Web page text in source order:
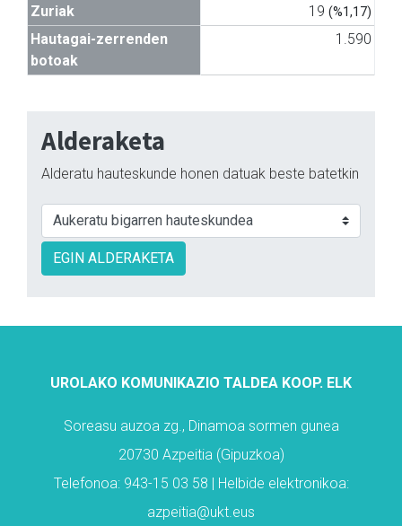
Zuriak 19 (%1,17)
Hautagai-zerrenden
botoak
1.590
Alderaketa
Alderatu hauteskunde honen datuak beste batetkin
EGIN ALDERAKETA
UROLAKO KOMUNIKAZIO TALDEA KOOP. ELK
Soreasu auzoa zg., Dinamoa sormen gunea
20730 Azpeitia (Gipuzkoa)
Telefonoa: 943-15 03 58 | Helbide elektronikoa:
azpeitia@ukt.eus